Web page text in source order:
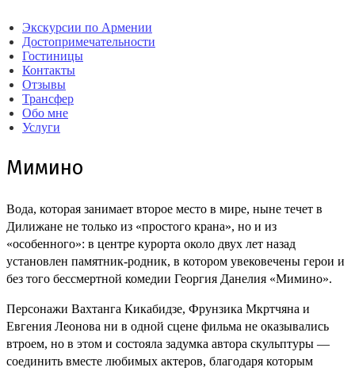
Экскурсии по Армении
Достопримечательности
Гостиницы
Контакты
Отзывы
Трансфер
Обо мне
Услуги
Мимино
Вода, которая занимает второе место в мире, ныне течет в
Дилижане не только из «простого крана», но и из
«особенного»: в центре курорта около двух лет назад
установлен памятник-родник, в котором увековечены герои и
без того бессмертной комедии Георгия Данелия «Мимино».
Персонажи Вахтанга Кикабидзе, Фрунзика Мкртчяна и
Евгения Леонова ни в одной сцене фильма не оказывались
втроем, но в этом и состояла задумка автора скульптуры —
соединить вместе любимых актеров, благодаря которым